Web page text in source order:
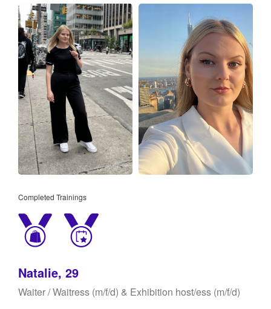
Completed Trainings
Natalie, 29
Waiter / Waitress (m/f/d) & Exhibition host/ess (m/f/d)